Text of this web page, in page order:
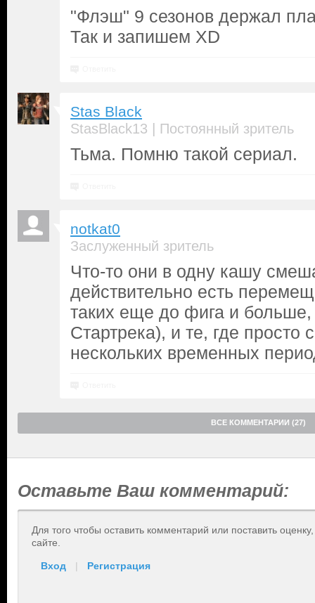
"Флэш" 9 сезонов держал
Так и запишем XD
Stas Black
StasBlack13 | Постоянный зритель
Тьма. Помню такой сериал.
notkat0
Заслуженный зритель
Что-то они в одну кашу
действительно есть
таких еще до фига и больше,
Стартрека), и те, где просто
нескольких временных
ВСЕ КОММЕНТАРИИ (27)
Оставьте Ваш комментарий:
Для того чтобы оставить комментарий или поставить
сайте.
Вход | Регистрация